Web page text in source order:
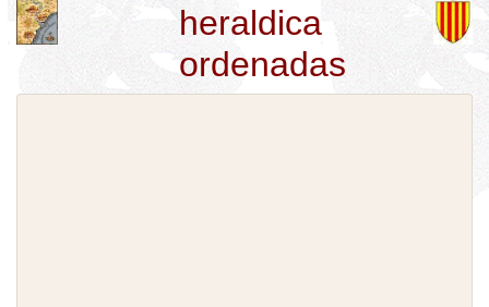
heraldica
ordenadas